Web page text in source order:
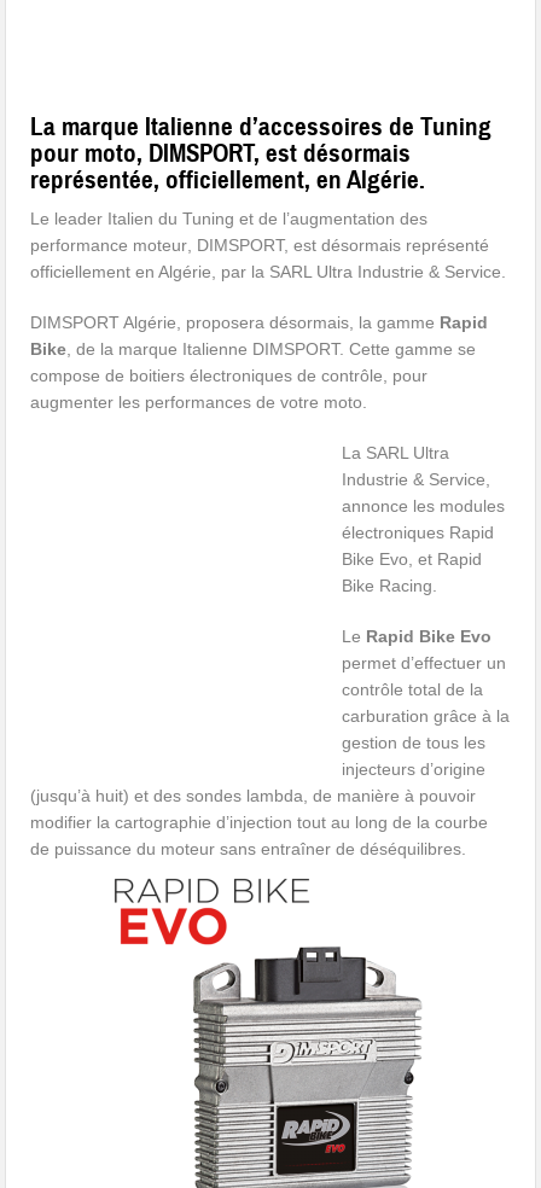
La marque Italienne d’accessoires de Tuning
pour moto, DIMSPORT, est désormais
représentée, officiellement, en Algérie.
Le leader Italien du Tuning et de l’augmentation des
performance moteur, DIMSPORT, est désormais représenté
officiellement en Algérie, par la SARL Ultra Industrie & Service.
DIMSPORT Algérie, proposera désormais, la gamme Rapid
Bike, de la marque Italienne DIMSPORT. Cette gamme se
compose de boitiers électroniques de contrôle, pour
augmenter les performances de votre moto.
La SARL Ultra
Industrie & Service,
annonce les modules
électroniques Rapid
Bike Evo, et Rapid
Bike Racing.
Le Rapid Bike Evo
permet d’effectuer un
contrôle total de la
carburation grâce à la
gestion de tous les
injecteurs d’origine
(jusqu’à huit) et des sondes lambda, de manière à pouvoir
modifier la cartographie d’injection tout au long de la courbe
de puissance du moteur sans entraîner de déséquilibres.